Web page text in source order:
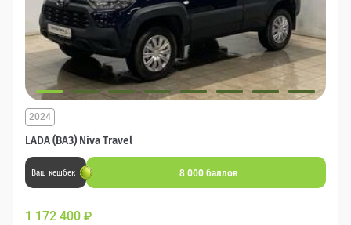
LADA (ВАЗ) Niva Travel
2024
Ваш кешбек 8 000 баллов
1 172 400 ₽